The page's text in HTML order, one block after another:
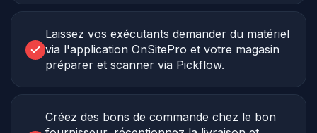
Laissez vos exécutants demander du matériel
via l'application OnSitePro et votre magasin
préparer et scanner via Pickflow.
Créez des bons de commande chez le bon